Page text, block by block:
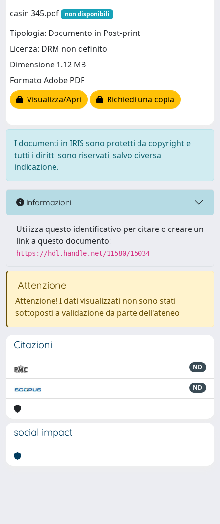
casin 345.pdf
non disponibili
Tipologia: Documento in Post-print
Licenza: DRM non definito
Dimensione 1.12 MB
Formato Adobe PDF
Visualizza/Apri
Richiedi una copia
I documenti in IRIS sono protetti da copyright e
tutti i diritti sono riservati, salvo diversa
indicazione.
Informazioni
Utilizza questo identificativo per citare o creare un
link a questo documento:
https://hdl.handle.net/11580/15034
Attenzione
Attenzione! I dati visualizzati non sono stati
sottoposti a validazione da parte dell'ateneo
Citazioni
ND
ND
social impact